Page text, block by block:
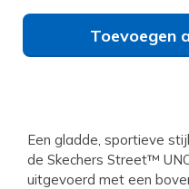
Toevoegen
Een gladde, sportieve
de Skechers Street™
uitgevoerd met een